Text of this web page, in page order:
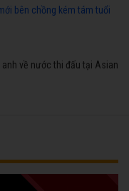
bên chồng kém tám tuổi
anh về nước thi đấu tại Asian